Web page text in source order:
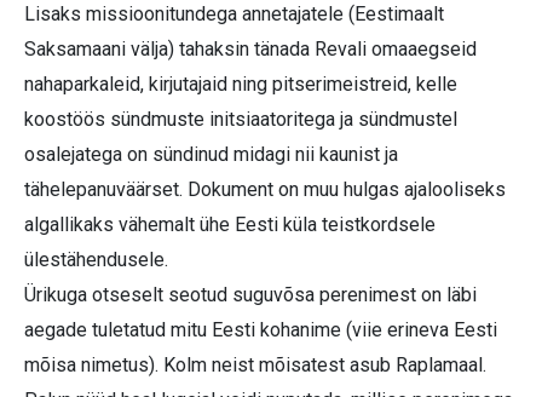
Lisaks missioonitundega annetajatele (Eestimaalt
Saksamaani välja) tahaksin tänada Revali omaaegseid
nahaparkaleid, kirjutajaid ning pitserimeistreid, kelle
koostöös sündmuste initsiaatoritega ja sündmustel
osalejatega on sündinud midagi nii kaunist ja
tähelepanuväärset. Dokument on muu hulgas ajalooliseks
algallikaks vähemalt ühe Eesti küla teistkordsele
ülestähendusele.
Ürikuga otseselt seotud suguvõsa perenimest on läbi
aegade tuletatud mitu Eesti kohanime (viie erineva Eesti
mõisa nimetus). Kolm neist mõisatest asub Raplamaal.